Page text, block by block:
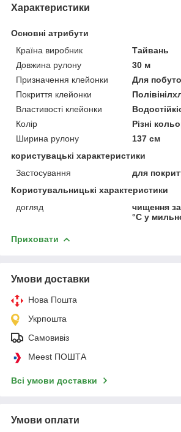
Характеристики
Основні атрибути
Країна виробник
Тайвань
Довжина рулону
30 м
Призначення клейонки
Для
Покриття клейонки
Властивості клейонки
Колір
Різні
Ширина рулону
137 см
користувацькі характеристики
Застосування
для
Користувальницькі характеристики
догляд
чищення
°C у
Приховати
Умови доставки
Нова Пошта
Укрпошта
Самовивіз
Meest ПОШТА
Всі умови доставки
Умови оплати